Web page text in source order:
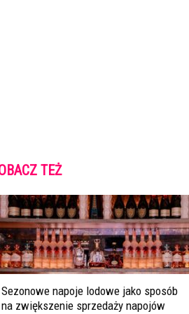
TEŻ
Sezonowe napoje lodowe jako sposób
na zwiększenie sprzedaży napojów